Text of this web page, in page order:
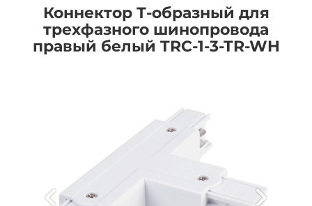
Коннектор Т-образный для
трехфазного шинопровода
правый белый TRC-1-3-TR-WH